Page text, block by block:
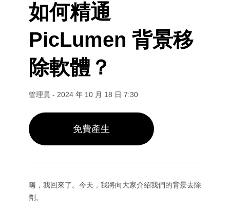
AI 影片生成器
文字轉影片
圖片轉影片
AI GIF 產生器
AI 親吻影片
AI 電臀舞生成器
AI圖像
圖生圖
文字轉圖片
AI 藝術生成器
AI 圖片產生器
AI 角色生成器
AI 臉部生成器
AI 模型
影像模型
Nano Banana 2
Seedream 5.0 專業版
FLUX
GPT 影像 2.0
Seedance 2.5
Kling 3.0 動態控制
AI 工具
背景去除工具
圖片放大器
圖片上色工具
影像延伸工具
產品照片
AI 背景產生器
如何精通
PicLumen 背景移
除軟體？
管理員 - 2024 年 10 月 18 日 7:30
免費產生
嗨，我回來了。今天，我將向大家介紹我們的背景去除
劑。